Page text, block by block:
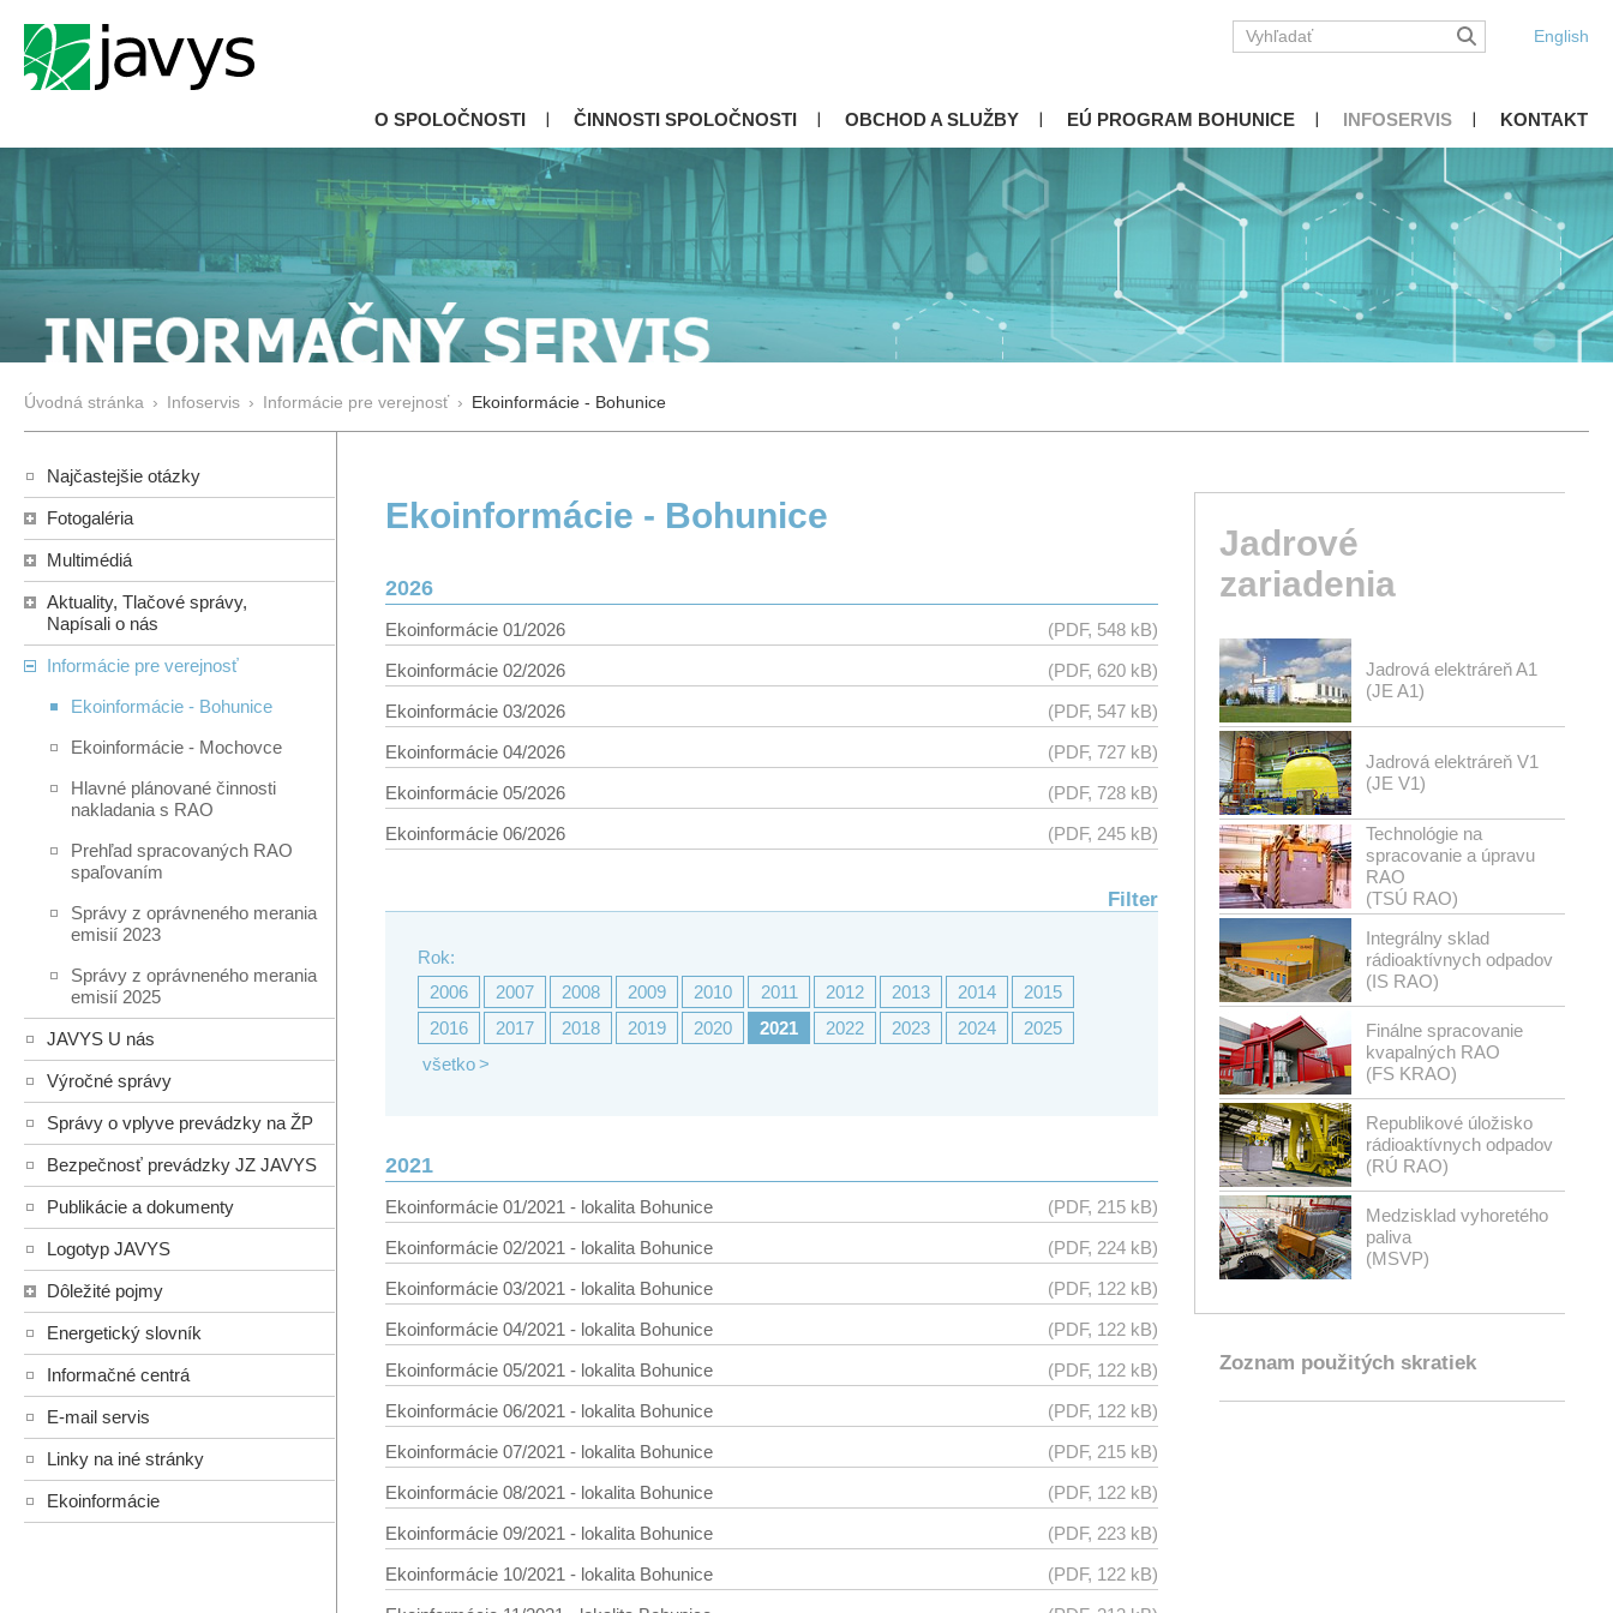
English
O SPOLOČNOSTI ČINNOSTI SPOLOČNOSTI OBCHOD A SLUŽBY EÚ PROGRAM BOHUNICE INFOSERVIS KONTAKT
Úvodná stránka › Infoservis › Informácie pre verejnosť › Ekoinformácie - Bohunice
Najčastejšie otázky
Fotogaléria
Multimédiá
Aktuality, Tlačové správy,
Napísali o nás
Informácie pre verejnosť
Ekoinformácie - Bohunice
Ekoinformácie - Mochovce
Hlavné plánované činnosti
nakladania s RAO
Prehľad spracovaných RAO
spaľovaním
Správy z oprávneného merania
emisií 2023
Správy z oprávneného merania
emisií 2025
JAVYS U nás
Výročné správy
Správy o vplyve prevádzky na ŽP
Bezpečnosť prevádzky JZ JAVYS
Publikácie a dokumenty
Logotyp JAVYS
Dôležité pojmy
Energetický slovník
Informačné centrá
E-mail servis
Linky na iné stránky
Ekoinformácie
Ekoinformácie - Bohunice
2026
Ekoinformácie 01/2026
(PDF, 548 kB)
Ekoinformácie 02/2026
(PDF, 620 kB)
Ekoinformácie 03/2026
(PDF, 547 kB)
Ekoinformácie 04/2026
(PDF, 727 kB)
Ekoinformácie 05/2026
(PDF, 728 kB)
Ekoinformácie 06/2026
(PDF, 245 kB)
Filter
Rok:
2006
2007 2008 2009 2010 2011 2012 2013 2014
2015
2016
2017 2018 2019 2020 2021 2022 2023 2024
2025
všetko>
2021
Ekoinformácie 01/2021 - lokalita Bohunice
(PDF, 215 kB)
Ekoinformácie 02/2021 - lokalita Bohunice
(PDF, 224 kB)
Ekoinformácie 03/2021 - lokalita Bohunice
(PDF, 122 kB)
Ekoinformácie 04/2021 - lokalita Bohunice
(PDF, 122 kB)
Ekoinformácie 05/2021 - lokalita Bohunice
(PDF, 122 kB)
Ekoinformácie 06/2021 - lokalita Bohunice
(PDF, 122 kB)
Ekoinformácie 07/2021 - lokalita Bohunice
(PDF, 215 kB)
Ekoinformácie 08/2021 - lokalita Bohunice
(PDF, 122 kB)
Ekoinformácie 09/2021 - lokalita Bohunice
(PDF, 223 kB)
Ekoinformácie 10/2021 - lokalita Bohunice
(PDF, 122 kB)
Jadrové
zariadenia
Jadrová elektráreň A1
(JE A1)
Jadrová elektráreň V1
(JE V1)
Technológie na
spracovanie a úpravu
RAO
(TSÚ RAO)
Integrálny sklad
rádioaktívnych odpadov
(IS RAO)
Finálne spracovanie
kvapalných RAO
(FS KRAO)
Republikové úložisko
rádioaktívnych odpadov
(RÚ RAO)
Medzisklad vyhoretého
paliva
(MSVP)
Zoznam použitých skratiek